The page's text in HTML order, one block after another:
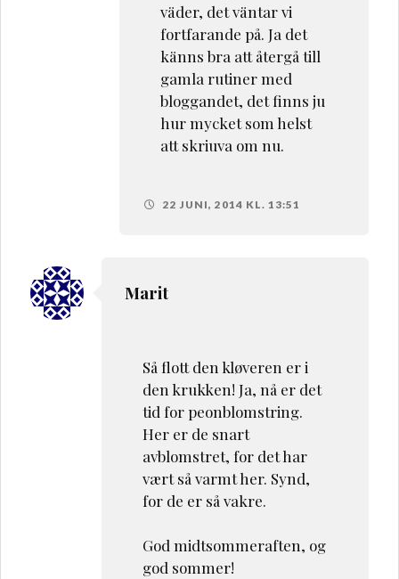
väder, det väntar vi
fortfarande på. Ja det
känns bra att återgå till
gamla rutiner med
bloggandet, det finns ju
hur mycket som helst
att skriuva om nu.
22 JUNI, 2014 KL. 13:51
Marit
Så flott den kløveren er i
den krukken! Ja, nå er det
tid for peonblomstring.
Her er de snart
avblomstret, for det har
vært så varmt her. Synd,
for de er så vakre.
God midtsommeraften, og
god sommer!